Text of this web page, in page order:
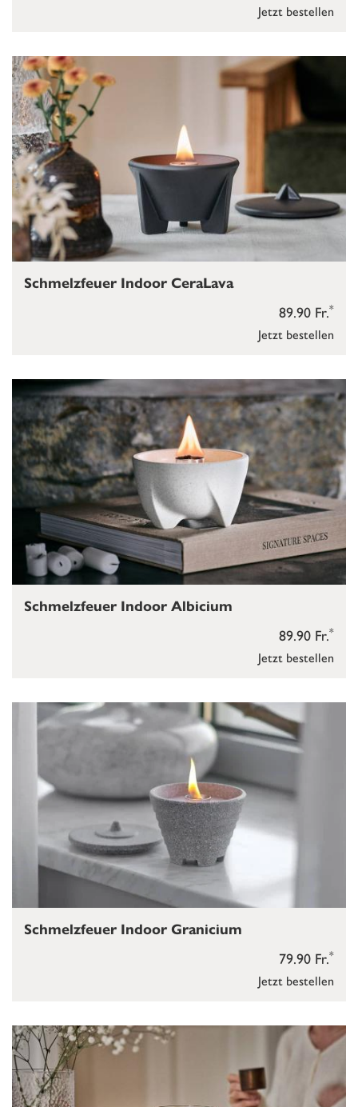
Jetzt bestellen
Jetzt bestellen
89.90 Fr.*
Schmelzfeuer Indoor CeraLava
Jetzt bestellen
89.90 Fr.*
Schmelzfeuer Indoor Albicium
Jetzt bestellen
79.90 Fr.*
Schmelzfeuer Indoor Granicium